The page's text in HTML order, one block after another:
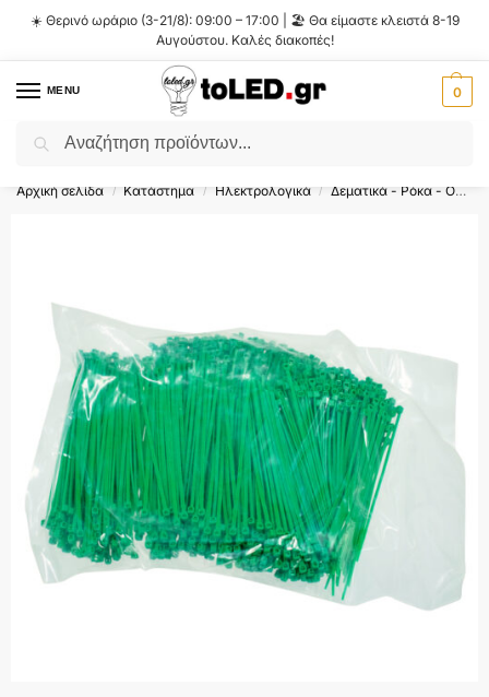
☀️ Θερινό ωράριο (3-21/8): 09:00 – 17:00 | 🏖️ Θα είμαστε κλειστά 8-19
Αυγούστου. Καλές διακοπές!
MENU 0
Flash Sale ⚡ 10% Έκπτωση με τον κωδικό
Αρχική σελίδα / Κατάστημα / Ηλεκτρολογικά / Δεματικά - Ρόκα - Ούπα